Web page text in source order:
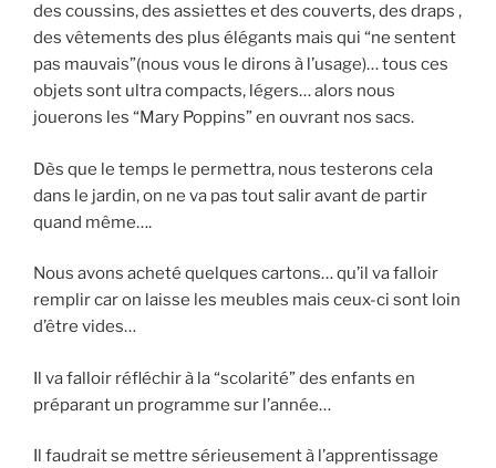
des coussins, des assiettes et des couverts, des draps ,
des vêtements des plus élégants mais qui “ne sentent
pas mauvais”(nous vous le dirons à l’usage)… tous ces
objets sont ultra compacts, légers… alors nous
jouerons les “Mary Poppins” en ouvrant nos sacs.
Dès que le temps le permettra, nous testerons cela
dans le jardin, on ne va pas tout salir avant de partir
quand même….
Nous avons acheté quelques cartons… qu’il va falloir
remplir car on laisse les meubles mais ceux-ci sont loin
d’être vides…
Il va falloir réfléchir à la “scolarité” des enfants en
préparant un programme sur l’année…
Il faudrait se mettre sérieusement à l’apprentissage